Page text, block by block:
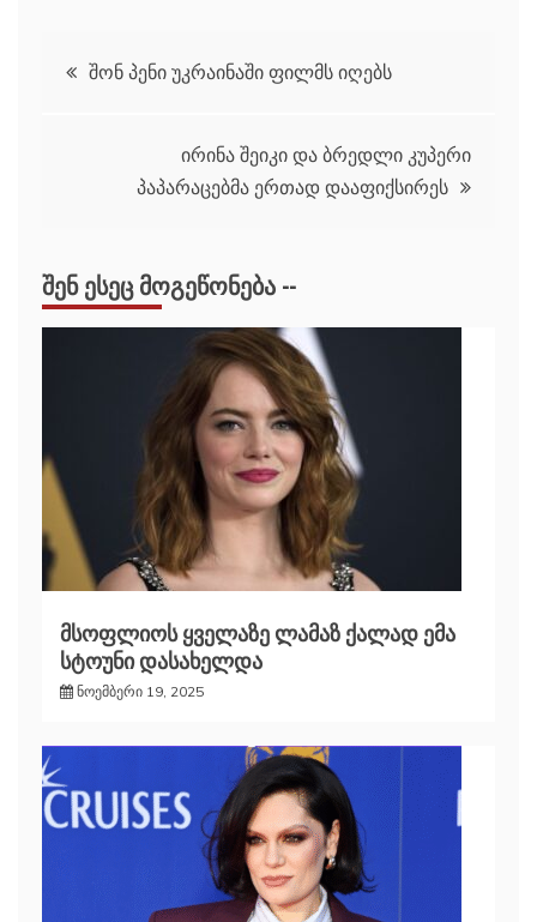
პოსტის
შონ პენი უკრაინაში ფილმს იღებს
ირინა შეიკი და ბრედლი კუპერი
პაპარაცებმა ერთად დააფიქსირეს
ᲨᲔᲜ ᲔᲡᲔᲪ ᲛᲝᲒᲔᲬᲝᲜᲔᲑᲐ --
მსოფლიოს ყველაზე ლამაზ ქალად ემა
სტოუნი დასახელდა
ნოემბერი 19, 2025